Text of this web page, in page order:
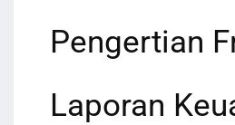
Pengertian
Laporan